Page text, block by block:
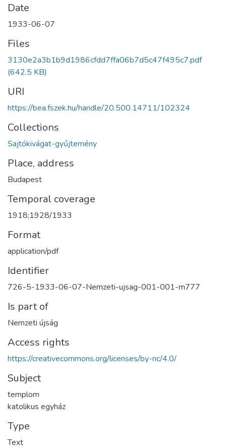
Date
1933-06-07
Files
3130e2a3b1b9d1986cfdd7ffa06b7d5c47f495c7.pdf
(642.5 KB)
URI
https://bea.fszek.hu/handle/20.500.14711/102324
Collections
Sajtókivágat-gyűjtemény
Place, address
Budapest
Temporal coverage
1918;1928/1933
Format
application/pdf
Identifier
726-5-1933-06-07-Nemzeti-ujsag-001-001-m777
Is part of
Nemzeti újság
Access rights
https://creativecommons.org/licenses/by-nc/4.0/
Subject
templom
katolikus egyház
Type
Text